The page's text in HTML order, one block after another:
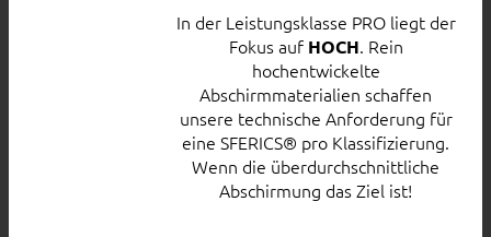
In der Leistungsklasse PRO liegt der
Fokus auf HOCH. Rein
hochentwickelte
Abschirmmaterialien schaffen
unsere technische Anforderung für
eine SFERICS® pro Klassifizierung.
Wenn die überdurchschnittliche
Abschirmung das Ziel ist!